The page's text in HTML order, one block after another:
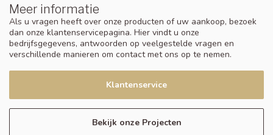
Meer informatie
Als u vragen heeft over onze producten of uw aankoop, bezoek
dan onze klantenservicepagina. Hier vindt u onze
bedrijfsgegevens, antwoorden op veelgestelde vragen en
verschillende manieren om contact met ons op te nemen.
Klantenservice
Bekijk onze Projecten